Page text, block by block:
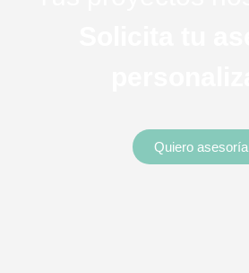
Quiero asesoría